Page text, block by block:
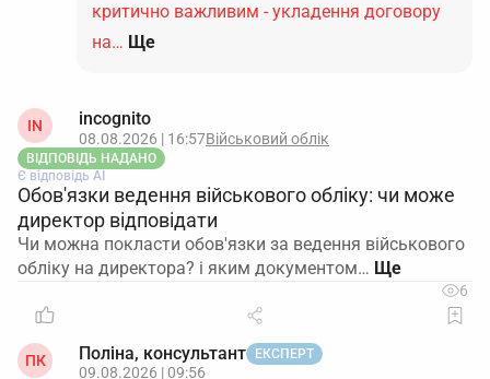
критично важливим - укладення договору
на… Ще
IN incognito
08.08.2026 | 16:57Військовий облік
ВІДПОВІДЬ НАДАНО
Є відповідь АІ
Обов'язки ведення військового обліку: чи може
директор відповідати
Чи можна покласти обов'язки за ведення військового
обліку на директора? і яким документом…
6
ПК Поліна, консультант ЕКСПЕРТ
09.08.2026 | 09:56